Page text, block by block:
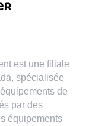
est une filiale
spécialisée
de
par des
équipements